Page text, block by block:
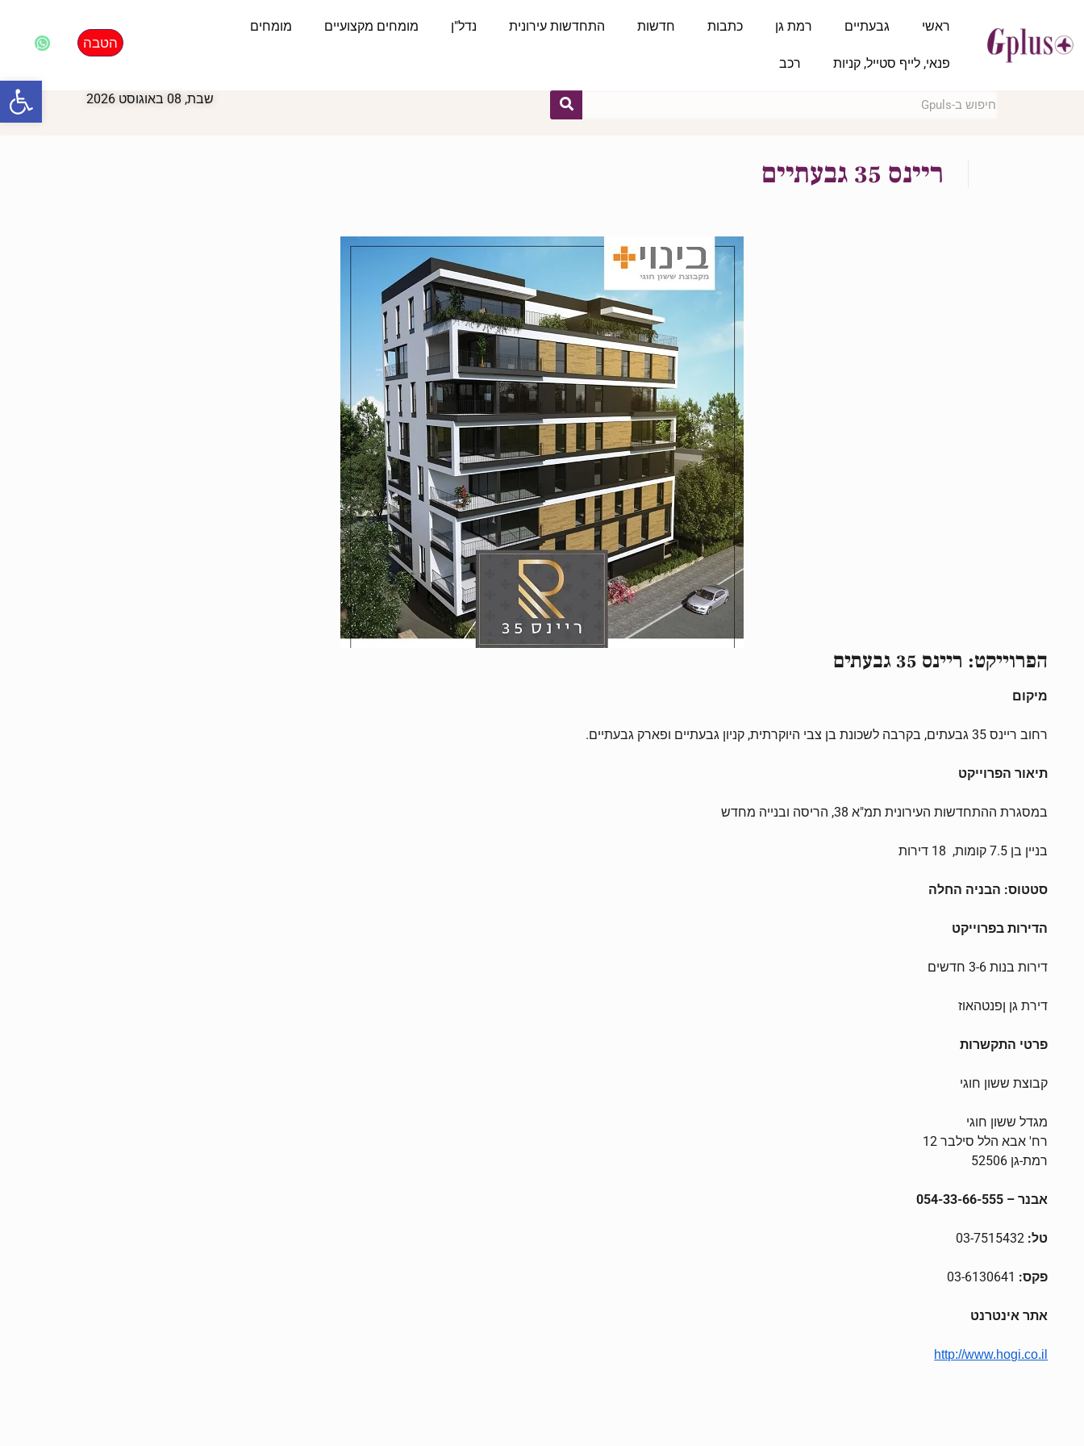
ראשי גבעתיים רמת גן כתבות חדשות התחדשות עירונית נדל"ן מומחים מקצועיים מומחים
פנאי, לייף סטייל, קניות רכב
הטבה
שבת, 08 באוגוסט 2026
ריינס 35 גבעתיים
הפרוייקט: ריינס 35 גבעתים
מיקום
רחוב ריינס 35 גבעתים, בקרבה לשכונת בן צבי היוקרתית, קניון גבעתיים ופארק גבעתיים.
תיאור הפרוייקט
במסגרת ההתחדשות העירונית תמ"א 38, הריסה ובנייה מחדש
בניין בן 7.5 קומות, 18 דירות
סטטוס: הבניה החלה
הדירות בפרוייקט
דירות בנות 3-6 חדשים
דירת גן ןפנטהאוז
פרטי התקשרות
קבוצת ששון חוגי
מגדל ששון חוגי
רח' אבא הלל סילבר 12
רמת-גן 52506
אבנר – 054-33-66-555
טל: 03-7515432
פקס: 03-6130641
אתר אינטרנט
http://www.hogi.co.il
פתח